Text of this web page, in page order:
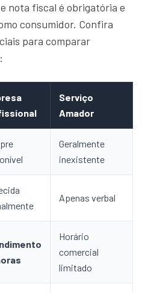
nota fiscal é obrigatória e
consumidor. Confira
para comparar
Serviço
Amador
Geralmente
inexistente
Apenas verbal
Horário
comercial
limitado